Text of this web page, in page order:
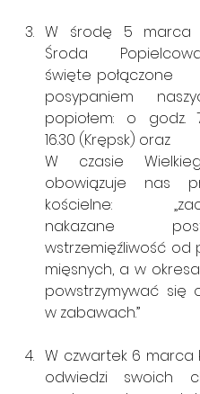
W środę 5 marca
Środa
święte połączone
posypaniem
popiołem: o godz.
16.30 (Krępsk) oraz
W czasie
obowiązuje nas
kościelne:
nakazane
wstrzemięźliwość od
mięsnych, a w
powstrzymywać się
w zabawach.”
W czwartek 6 marca
odwiedzi swoich